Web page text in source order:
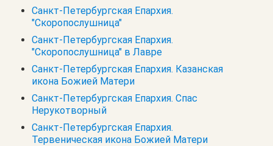
Санкт-Петербургская Епархия.
"Скоропослушница"
Санкт-Петербургская Епархия.
"Скоропослушница" в Лавре
Санкт-Петербургская Епархия. Казанская
икона Божией Матери
Санкт-Петербургская Епархия. Спас
Нерукотворный
Санкт-Петербургская Епархия.
Тервеническая икона Божией Матери